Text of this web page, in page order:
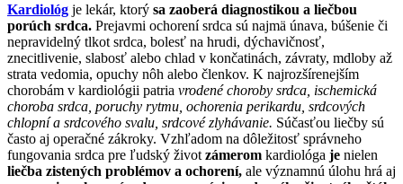
Kardiológ je lekár, ktorý sa zaoberá diagnostikou a liečbou
porúch srdca. Prejavmi ochorení srdca sú najmä únava, búšenie či
nepravidelný tlkot srdca, bolesť na hrudi, dýchavičnosť,
znecitlivenie, slabosť alebo chlad v končatinách, závraty, mdloby až
strata vedomia, opuchy nôh alebo členkov. K najrozšírenejším
chorobám v kardiológii patria vrodené choroby srdca, ischemická
choroba srdca, poruchy rytmu, ochorenia perikardu, srdcových
chlopní a srdcového svalu, srdcové zlyhávanie. Súčasťou liečby sú
často aj operačné zákroky. Vzhľadom na dôležitosť správneho
fungovania srdca pre ľudský život zámerom kardiológa je nielen
liečba zistených problémov a ochorení, ale významnú úlohu hrá aj